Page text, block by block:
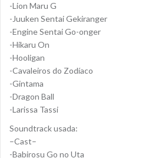
-Lion Maru G
-Juuken Sentai Gekiranger
-Engine Sentai Go-onger
-Hikaru On
-Hooligan
-Cavaleiros do Zodíaco
-Gintama
-Dragon Ball
-Larissa Tassi
Soundtrack usada:
–Cast–
-Babirosu Go no Uta